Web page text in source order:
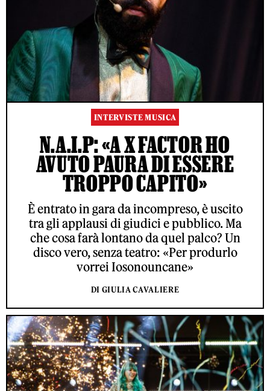
INTERVISTE MUSICA
N.A.I.P: «A X FACTOR HO
AVUTO PAURA DI ESSERE
TROPPO CAPITO»
È entrato in gara da incompreso, è uscito
tra gli applausi di giudici e pubblico. Ma
che cosa farà lontano da quel palco? Un
disco vero, senza teatro: «Per produrlo
vorrei Iosonouncane»
DI GIULIA CAVALIERE